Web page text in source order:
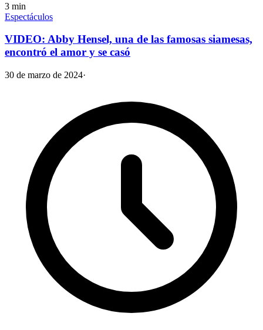
3 min
Espectáculos
VIDEO: Abby Hensel, una de las famosas siamesas,
encontró el amor y se casó
30 de marzo de 2024·